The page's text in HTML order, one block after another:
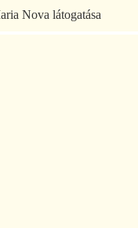
Nova látogatása